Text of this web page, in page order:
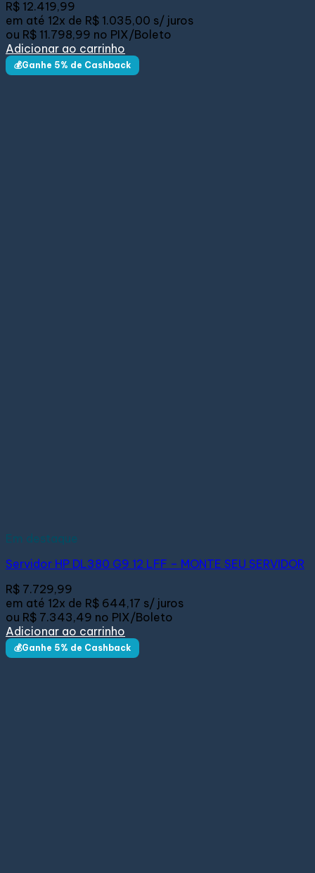
R$ 12.419,99
em até 12x de R$ 1.035,00 s/ juros
ou R$ 11.798,99 no PIX/Boleto
Adicionar ao carrinho
💰Ganhe 5% de Cashback
Em destaque
Servidor HP DL380 G9 12 LFF – MONTE SEU SERVIDOR
R$ 7.729,99
em até 12x de R$ 644,17 s/ juros
ou R$ 7.343,49 no PIX/Boleto
Adicionar ao carrinho
💰Ganhe 5% de Cashback